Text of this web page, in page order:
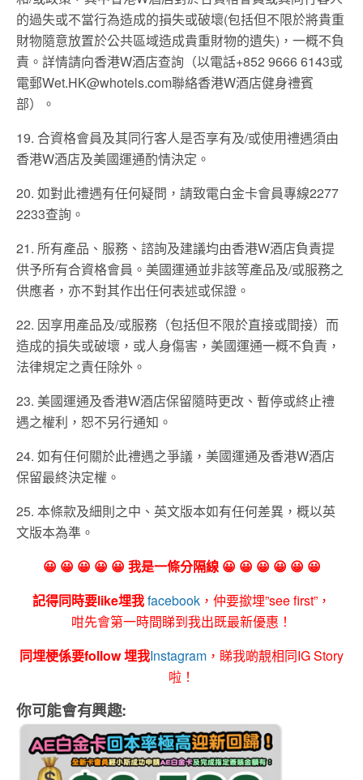
的過失或不當行為造成的損失或破壞(包括但不限於將貴重
財物隨意放置於公共區域造成貴重財物的遺失)，一概不負
責。詳情請向香港W酒店查詢（以電話+852 9666 6143或
電郵Wet.HK@whotels.com聯絡香港W酒店健身禮賓
部）。
19. 合資格會員及其同行客人是否享有及/或使用禮遇須由
香港W酒店及美國運通酌情決定。
20. 如對此禮遇有任何疑問，請致電白金卡會員專線2277
2233查詢。
21. 所有產品、服務、諮詢及建議均由香港W酒店負責提
供予所有合資格會員。美國運通並非該等產品及/或服務之
供應者，亦不對其作出任何表述或保證。
22. 因享用產品及/或服務（包括但不限於直接或間接）而
造成的損失或破壞，或人身傷害，美國運通一概不負責，
法律規定之責任除外。
23. 美國運通及香港W酒店保留隨時更改、暫停或終止禮
遇之權利，恕不另行通知。
24. 如有任何關於此禮遇之爭議，美國運通及香港W酒店
保留最終決定權。
25. 本條款及細則之中、英文版本如有任何差異，概以英
文版本為準。
😀 😀 😀 😀 😀 我是一條分隔線 😀 😀 😀 😀 😀 😀
記得同時要like埋我facebook ，仲要撳埋”see first”，
咁先會第一時間睇到我出既最新優惠！
同埋梗係要follow 埋我Instagram ，睇我啲靚相同IG Story
啦！
你可能會有興趣: